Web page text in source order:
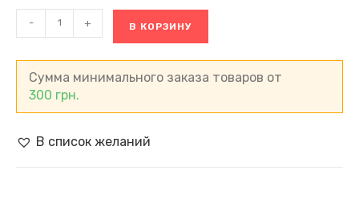
бумажные
Time
for
л
- + В КОРЗИНУ
Сумма минимального заказа товаров от
300 грн.
В список желаний